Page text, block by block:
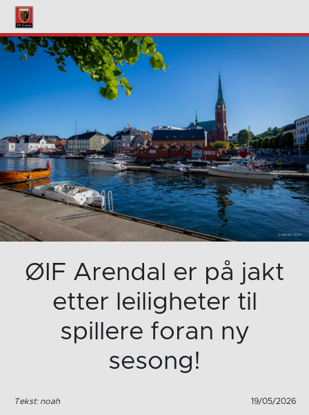
ØIF Arendal er på jakt
etter leiligheter til
spillere foran ny
sesong!
Tekst: noah 19/05/2026